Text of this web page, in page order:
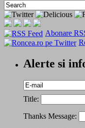
Abonare
Alerte si
Title:
Thanks Message: